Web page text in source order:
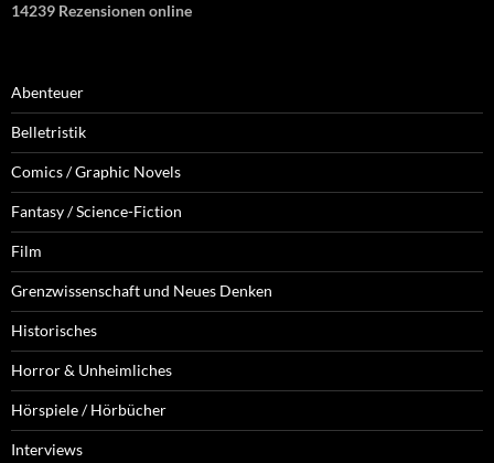
14239 Rezensionen online
Abenteuer
Belletristik
Comics / Graphic Novels
Fantasy / Science-Fiction
Film
Grenzwissenschaft und Neues Denken
Historisches
Horror & Unheimliches
Hörspiele / Hörbücher
Interviews